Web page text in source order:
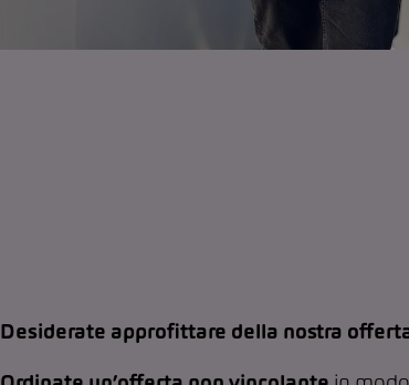
Desiderate approfittare della nostra